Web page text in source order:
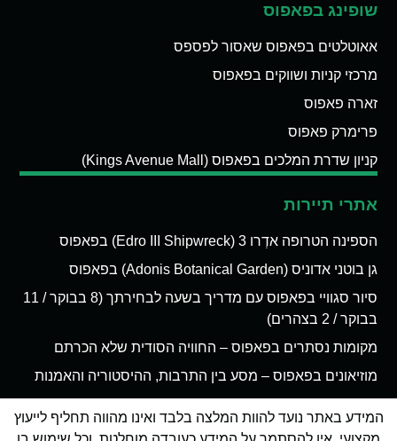
שופינג בפאפוס
אאוטלטים בפאפוס שאסור לפספס
מרכזי קניות ושווקים בפאפוס
זארה פאפוס
פרימרק פאפוס
קניון שדרת המלכים בפאפוס (Kings Avenue Mall)
אתרי תיירות
הספינה הטרופה אדְרו 3 (Edro III Shipwreck) בפאפוס
גן בוטני אדוניס (Adonis Botanical Garden) בפאפוס
סיור סגוויי בפאפוס עם מדריך בשעה לבחירתך (8 בבוקר / 11
בבוקר / 2 בצהרים)
מקומות נסתרים בפאפוס – החוויה הסודית שלא הכרתם
מוזיאונים בפאפוס – מסע בין התרבות, ההיסטוריה והאמנות
המידע באתר נועד להוות המלצה בלבד ואינו מהווה תחליף לייעוץ